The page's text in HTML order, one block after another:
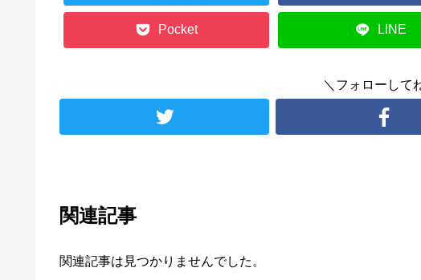
Pocket LINE
＼フォローして
関連記事
関連記事は見つかりませんでした。